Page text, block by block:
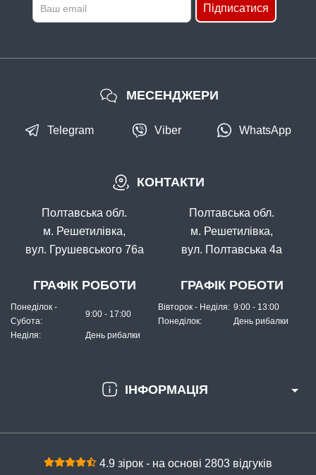
Підписатися
ІНФОРМАЦІЯ
КОНТАКТИ
Полтавська обл.
м. Решетилівка,
вул. Грушевського 76а
ГРАФІК РОБОТИ
Понеділок -
Субота:
9:00 - 17:00
Неділя: День рибалки
Полтавська обл.
м. Решетилівка,
вул. Полтавська 4а
ГРАФІК РОБОТИ
Вівторок - Неділя: 9:00 - 13:00
Понеділок:
День рибалки
МЕСЕНДЖЕРИ
Telegram Viber WhatsApp
4.9 зірок - на основі 2803 відгуків